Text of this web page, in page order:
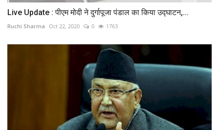
Live Update : पीएम मोदी ने दुर्गापूजा पंडाल का किया उद्घाटन,...
Ruchi Sharma Oct 22, 2020 0 1763